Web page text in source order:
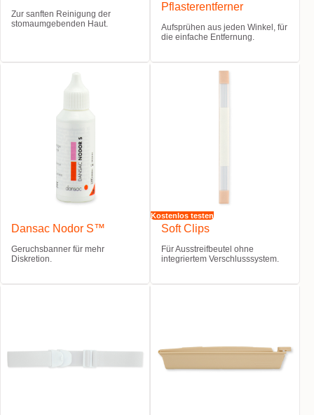
Zur sanften Reinigung der
stomaumgebenden Haut.
Pflasterentferner
Aufsprühen aus jeden Winkel, für
die einfache Entfernung.
Dansac Nodor S™
Geruchsbanner für mehr
Diskretion.
Kostenlos testen
Soft Clips
Für Ausstreifbeutel ohne
integriertem Verschlusssystem.